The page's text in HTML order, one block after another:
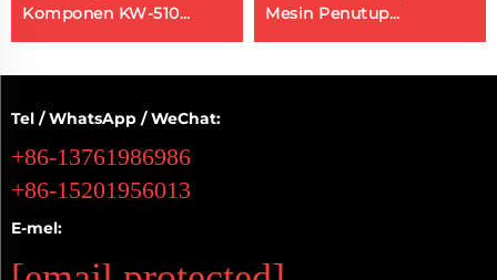
Komponen KW-510
Sumber Pengilang Mesin
Mesin Penutup
Poliuretan
Tel / WhatsApp / WeChat:
+86-13761986986
+86-15201956013
E-mel: